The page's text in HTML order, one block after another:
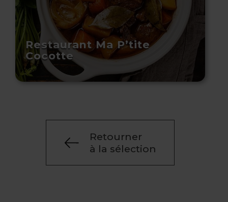
Restaurant Ma P’tite
Cocotte
Retourner
à la sélection